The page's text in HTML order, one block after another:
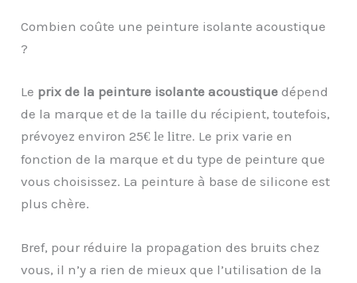
Combien coûte une peinture isolante acoustique
?
Le prix de la peinture isolante acoustiquedépend
de la marque et de la taille du récipient, toutefois,
prévoyez environ 25€ le litre. Le prix varie en
fonction de la marque et du type de peinture que
vous choisissez. La peinture à base de silicone est
plus chère.
Bref, pour réduire la propagation des bruits chez
vous, il n’y a rien de mieux que l’utilisation de la